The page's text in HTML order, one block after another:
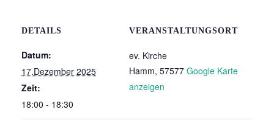
DETAILS
Datum:
17.Dezember 2025
Zeit:
18:00 - 18:30
VERANSTALTUNGSORT
ev. Kirche
Hamm, 57577 Google Karte
anzeigen